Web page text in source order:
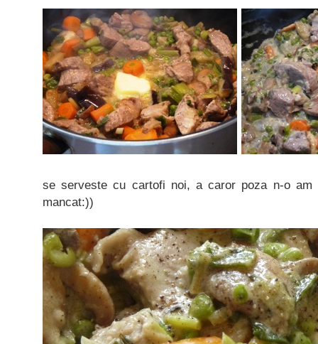
se serveste cu cartofi noi, a caror poza n-o
mancat:))